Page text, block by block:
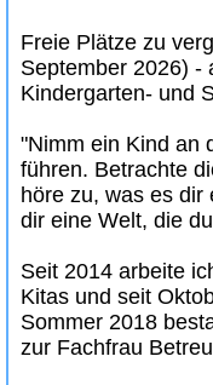
Freie Plätze zu
September 2026) -
Kindergarten- und
"Nimm ein Kind an
führen. Betrachte
höre zu, was es dir
dir eine Welt, die
Seit 2014 arbeite
Kitas und seit
Sommer 2018
zur Fachfrau